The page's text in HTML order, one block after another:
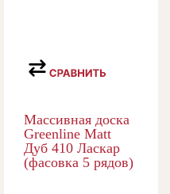
Массивная доска
Greenline Matt
Дуб 410 Ласкар
(фасовка 5 рядов)